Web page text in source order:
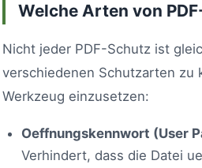
Welche Arten von
Nicht jeder PDF-Schutz ist
verschiedenen Schutzarten zu
Werkzeug einzusetzen:
Oeffnungskennwort (User
Verhindert, dass die Datei